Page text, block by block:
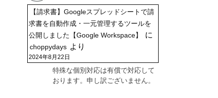
【請求書】Googleスプレッドシートで請
求書を自動作成・一元管理するツールを
公開しました【Google Workspace】
に
choppydays より
2024年8月22日
特殊な個別対応は有償で対応して
おります。申し訳ございません。